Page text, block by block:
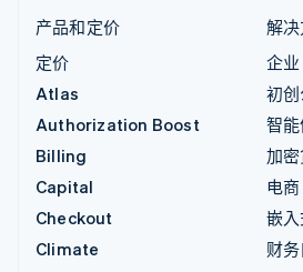
产品和定价
定价
Atlas
Authorization Boost
Billing
Capital
Checkout
Climate
解
企业
初
智
加
电商
嵌
财